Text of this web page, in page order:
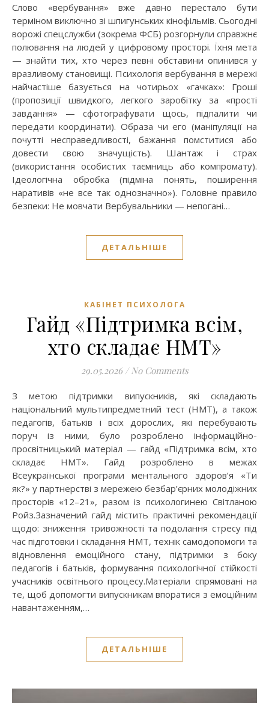
Слово «вербування» вже давно перестало бути
терміном виключно зі шпигунських кінофільмів. Сьогодні
ворожі спецслужби (зокрема ФСБ) розгорнули справжнє
полювання на людей у цифровому просторі. Їхня мета
— знайти тих, хто через певні обставини опинився у
вразливому становищі. Психологія вербування в мережі
найчастіше базується на чотирьох «гачках»: Гроші
(пропозиції швидкого, легкого заробітку за «прості
завдання» — сфотографувати щось, підпалити чи
передати координати). Образа чи его (маніпуляції на
почутті несправедливості, бажання помститися або
довести свою значущість). Шантаж і страх
(використання особистих таємниць або компромату).
Ідеологічна обробка (підміна понять, поширення
наративів «не все так однозначно»). Головне правило
безпеки: Не мовчати Вербувальники — непогані…
ДЕТАЛЬНІШЕ
КАБІНЕТ ПСИХОЛОГА
Гайд «Підтримка всім,
хто складає НМТ»
29.05.2026 / No Comments
національний мультипредметний тест (НМТ), а також
педагогів, батьків і всіх дорослих, які перебувають
поруч із ними, було розроблено інформаційно-
просвітницький матеріал — гайд «Підтримка всім, хто
складає НМТ». Гайд розроблено в межах
Всеукраїнської програми ментального здоров’я «Ти
як?» у партнерстві з мережею безбар’єрних молодіжних
просторів «12–21», разом із психологинею Світланою
Ройз.​Зазначений гайд містить практичні рекомендації
щодо: зниження тривожності та подолання стресу під
час підготовки і складання НМТ, технік самодопомоги та
відновлення емоційного стану, підтримки з боку
педагогів і батьків, формування психологічної стійкості
учасників освітнього процесу.​Матеріали спрямовані на
те, щоб допомогти випускникам впоратися з емоційним
навантаженням,…
ДЕТАЛЬНІШЕ